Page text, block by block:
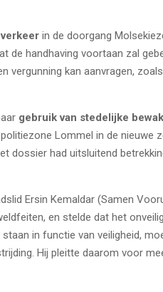
in de doorgang
de handhaving voortaan zal
vergunning kan aanvragen,
gebruik van stedelijke
Lommel in de nieuwe
dossier had uitsluitend
Ersin Kemaldar (Samen
en stelde dat het
in functie van veiligheid,
Hij pleitte daarom voor